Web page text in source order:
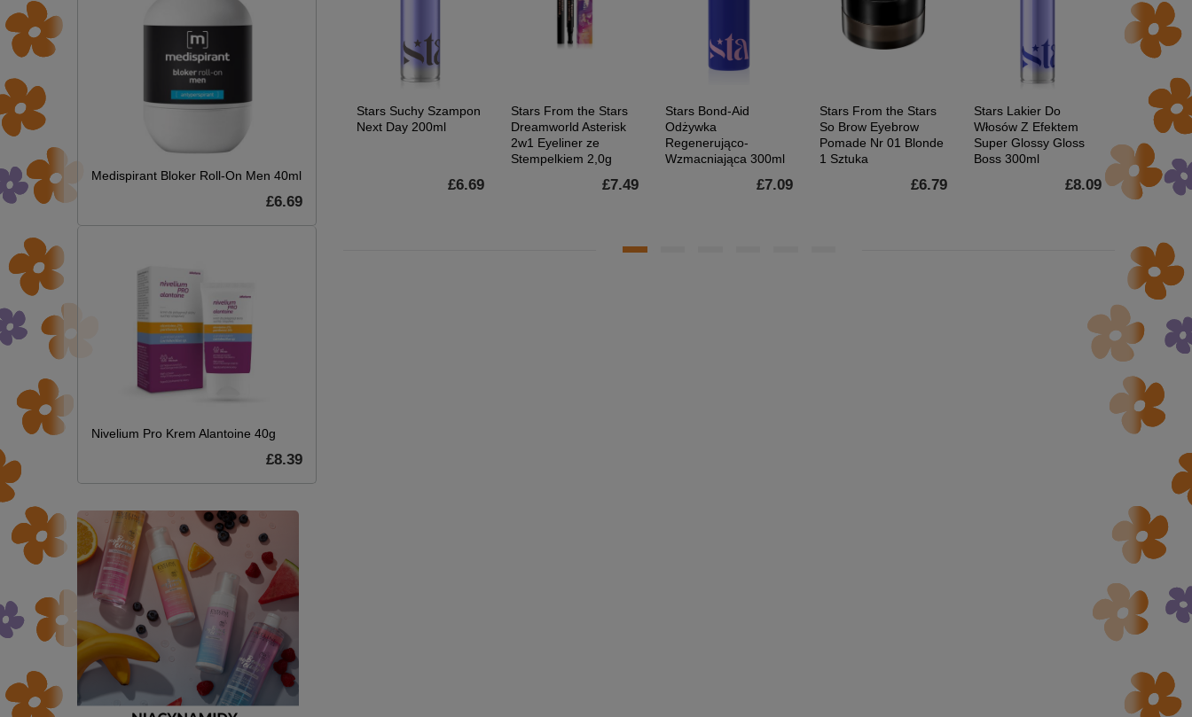
Medispirant Bloker Roll-On Men 40ml
£6.69
Nivelium Pro Krem Alantoine 40g
£8.39
£7.09
Stars Gloss Boss
Wygładzający 300ml
£7.09
Stars Suchy Szampon
Next Day 200ml
£6.69
Stars From the Stars
Dreamworld Asterisk
2w1 Eyeliner ze
Stempelkiem 2,0g
£7.49
Stars Bond-Aid
Odżywka
Regenerująco-
Wzmacniająca 300ml
£7.09
Stars From the Stars
So Brow Eyebrow
Pomade Nr 01 Blonde
1 Sztuka
£6.79
Stars Lakier Do
Włosów Z Efektem
Super Glossy Gloss
Boss 300ml
£8.09
Stars
Olejek
Do